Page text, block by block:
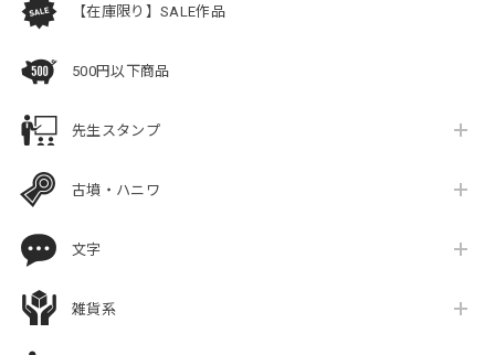
【在庫限り】SALE作品
500円以下商品
先生スタンプ
古墳・ハニワ
文字
雑貨系